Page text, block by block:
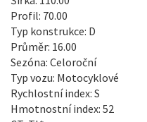
Profil: 70.00
Typ konstrukce: D
Průměr: 16.00
Sezóna: Celoroční
Typ vozu: Motocyklové
Rychlostní index: S
Hmotnostní index: 52